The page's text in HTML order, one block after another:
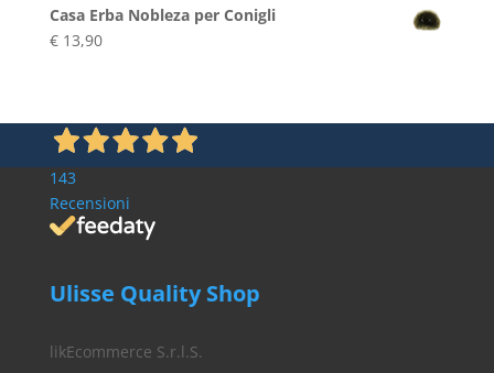
€ 18,90
originale
era:
attuale
Casa Erba Nobleza per Conigli
€13,90
143
Recensioni
Ulisse Quality Shop
likEcommerce S.r.l.S.